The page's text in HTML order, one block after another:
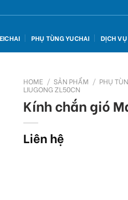
PHỤ TÙNG YUCHAI DỊCH
HOME / SẢN PHẨM / PHỤ
LIUGONG ZL50CN
Kính chắn gió
Liên hệ